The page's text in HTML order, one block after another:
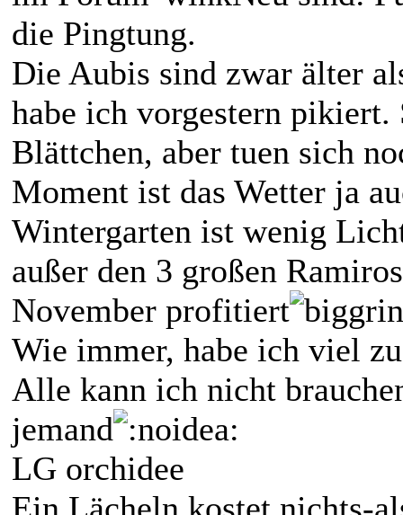
die Pingtung.
Die Aubis sind zwar älter
habe ich vorgestern pikiert.
Blättchen, aber tuen sich
Moment ist das Wetter ja
Wintergarten ist wenig
außer den 3 großen
November profitiert
Wie immer, habe ich viel
Alle kann ich nicht
jemand
LG orchidee